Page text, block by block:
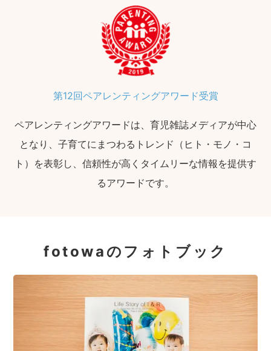
第12回ペアレンティングアワード受賞
ペアレンティングアワードは、育児雑誌メディアが中心
となり、子育てにまつわるトレンド（ヒト・モノ・コ
ト）を表彰し、信頼性が高くタイムリーな情報を提供す
るアワードです。
fotowaのフォトブック